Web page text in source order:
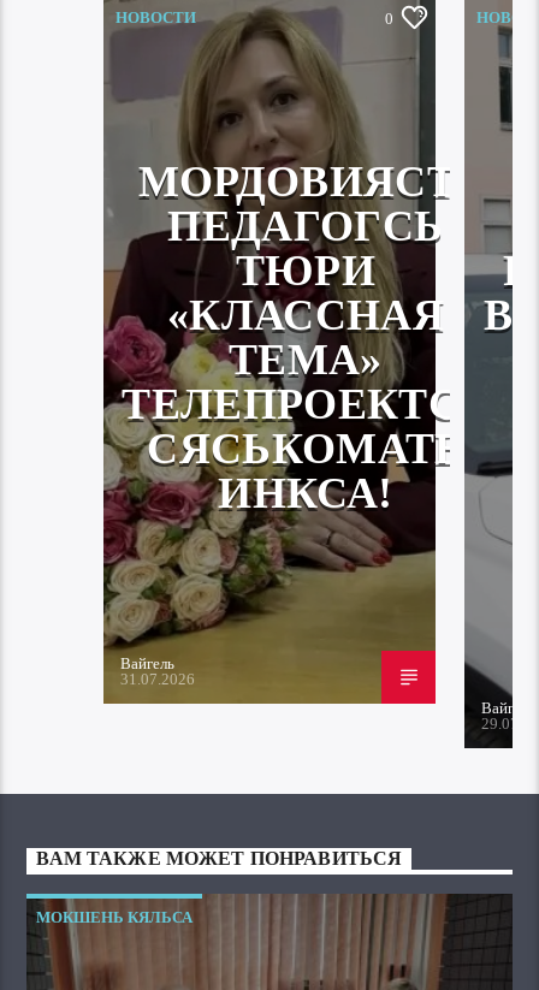
НОВОСТИ 0
МОРДОВИЯСТА
ПЕДАГОГСЬ
ТЮРИ
«КЛАССНАЯ
ТЕМА»
ТЕЛЕПРОЕКТСА
СЯСЬКОМАТЬ
ИНКСА!
Вайгель
31.07.2026
Вайгель
ВАМ ТАКЖЕ МОЖЕТ ПОНРАВИТЬСЯ
МОКШЕНЬ КЯЛЬСА